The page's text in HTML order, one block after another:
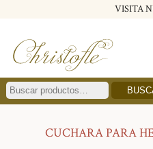
VISITA
CUCHARA PARA